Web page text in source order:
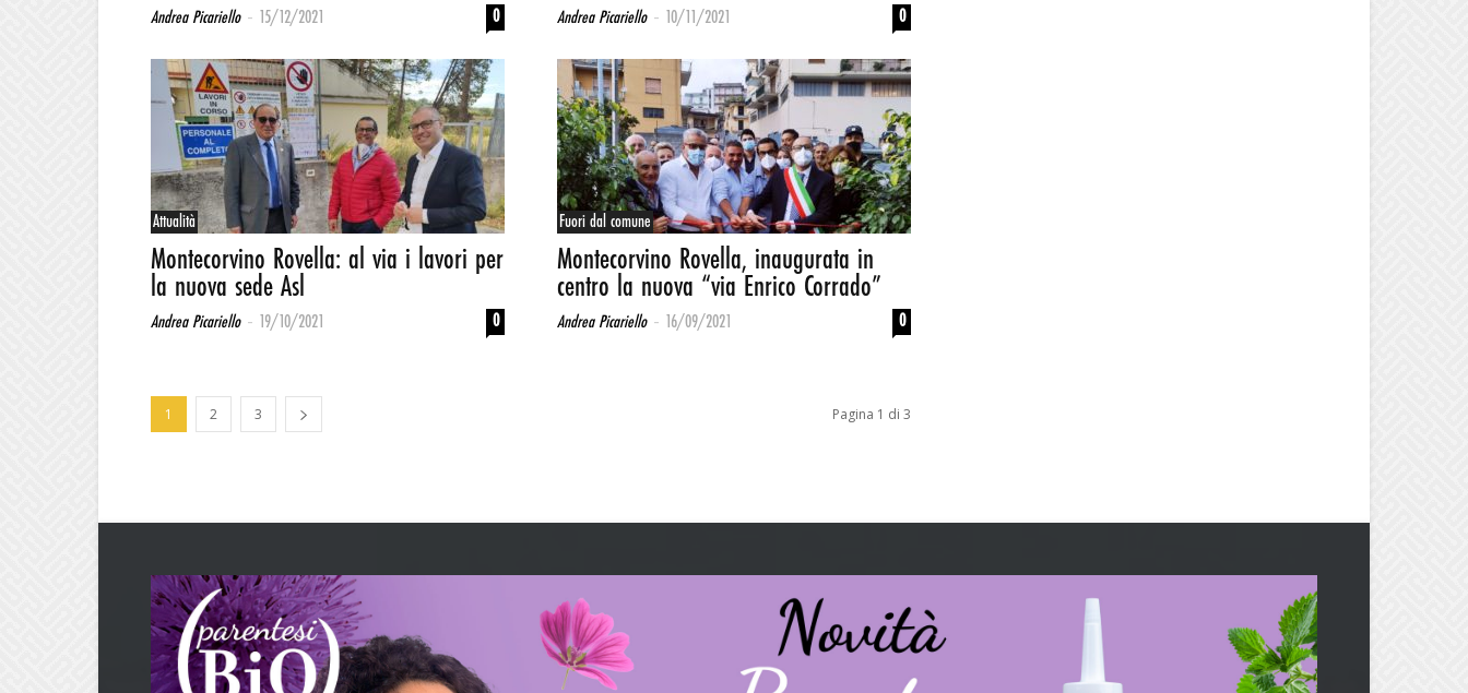
Andrea Picariello - 15/12/2021 0 Andrea Picariello - 10/11/2021 0
Attualità
Montecorvino Rovella: al via i lavori per
la nuova sede Asl
Andrea Picariello - 19/10/2021 0
Fuori dal comune
Montecorvino Rovella, inaugurata in
centro la nuova “via Enrico Corrado”
Andrea Picariello - 16/09/2021 0
1 2 3 Pagina 1 di 3